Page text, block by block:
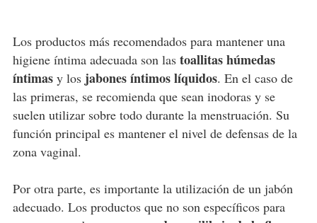
Los productos más recomendados para mantener una
higiene íntima adecuada son las toallitas húmedas
íntimasy los jabones íntimos líquidos. En el caso de
las primeras, se recomienda que sean inodoras y se
suelen utilizar sobre todo durante la menstruación. Su
función principal es mantener el nivel de defensas de la
zona vaginal.
Por otra parte, es importante la utilización de un jabón
adecuado. Los productos que no son específicos para